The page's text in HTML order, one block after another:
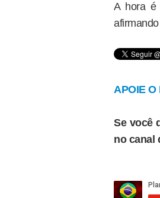
A hora é
APOIE O
Se você
no canal